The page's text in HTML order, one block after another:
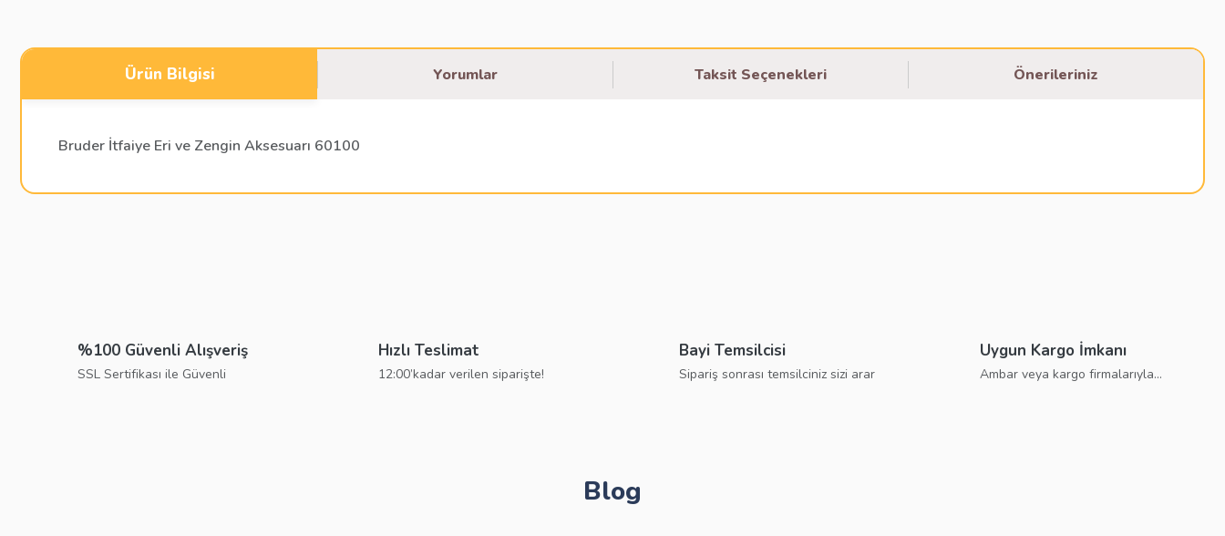
Ürün Bilgisi Yorumlar Taksit Seçenekleri Önerileriniz
Bruder İtfaiye Eri ve Zengin Aksesuarı 60100
Ürün bilgilerinde hatalar bulunuyor.
%100 Güvenli Alışveriş
SSL Sertifikası ile Güvenli
Hızlı Teslimat
12:00’kadar verilen siparişte!
Bayi Temsilcisi
Sipariş sonrası temsilciniz sizi arar
Uygun Kargo İmkanı
Ambar veya kargo firmalarıyla...
Blog